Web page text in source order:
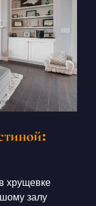
хрущевке
залу